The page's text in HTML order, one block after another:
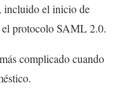
incluido el inicio de
protocolo SAML 2.0.
complicado cuando